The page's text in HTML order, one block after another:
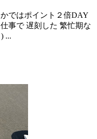
ではポイント２倍DAY
事で 遅刻した 繁忙期な
...